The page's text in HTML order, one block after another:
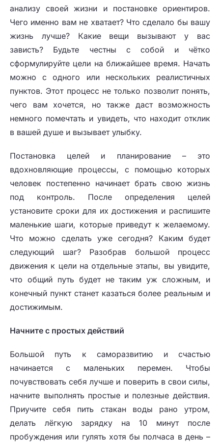
анализу своей жизни и постановке ориентиров.
Чего именно вам не хватает? Что сделало бы вашу
жизнь лучше? Какие вещи вызывают у вас
зависть? Будьте честны с собой и чётко
сформулируйте цели на ближайшее время. Начать
можно с одного или нескольких реалистичных
пунктов. Этот процесс не только позволит понять,
чего вам хочется, но также даст возможность
немного помечтать и увидеть, что находит отклик
в вашей душе и вызывает улыбку.
Постановка целей и планирование – это
вдохновляющие процессы, с помощью которых
человек постепенно начинает брать свою жизнь
под контроль. После определения целей
установите сроки для их достижения и распишите
маленькие шаги, которые приведут к желаемому.
Что можно сделать уже сегодня? Каким будет
следующий шаг? Разобрав большой процесс
движения к цели на отдельные этапы, вы увидите,
что общий путь будет не таким уж сложным, и
конечный пункт станет казаться более реальным и
достижимым.
Начните с простых действий
Большой путь к саморазвитию и счастью
начинается с маленьких перемен. Чтобы
почувствовать себя лучше и поверить в свои силы,
начните выполнять простые и полезные действия.
Приучите себя пить стакан воды рано утром,
делать лёгкую зарядку на 10 минут после
пробуждения или гулять хотя бы полчаса в день –